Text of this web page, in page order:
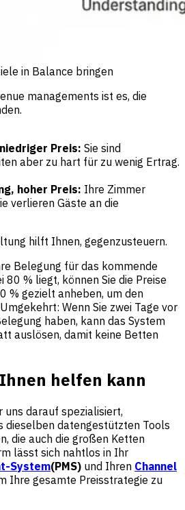
in Balance bringen
managements ist es, die
Preis: Sie sind
aber zu hart für zu wenig Ertrag.
hoher Preis: Ihre Zimmer
verlieren Gäste an die
hilft Ihnen, gegenzusteuern.
Belegung für das kommende
80 % liegt, können Sie die Preise
% gezielt anheben, um den
Wenn Sie zwei Tage vor
haben, kann das System
auslösen, damit keine Betten
helfen kann
uns darauf spezialisiert,
dieselben datengestützten Tools
die auch die großen Ketten
lässt sich nahtlos in Ihr
System(PMS) und Ihren Channel
Ihre gesamte Preisstrategie zu